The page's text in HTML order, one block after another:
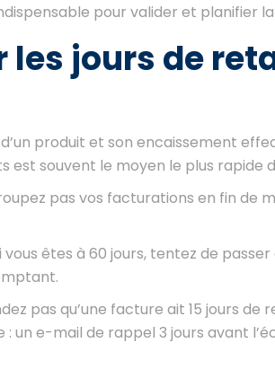
pour valider et planifier
les jours de
produit et son encaissement
est souvent le moyen le plus
pas vos facturations en fin de
vous êtes à 60 jours, tentez de
pas qu’une facture ait 15 jours
un e-mail de rappel 3 jours avant